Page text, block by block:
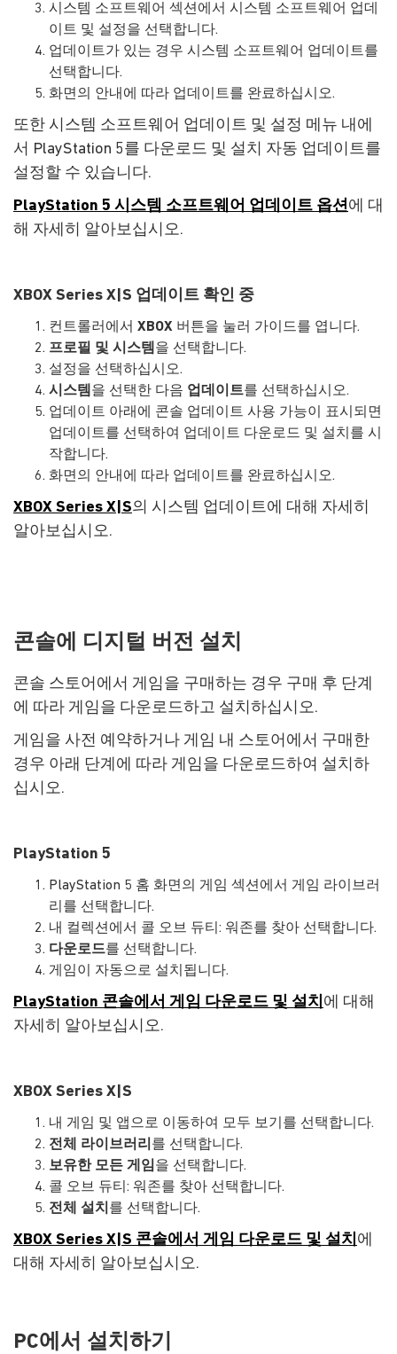
시스템 소프트웨어 섹션에서 시스템 소프트웨어 업데
이트 및 설정을 선택합니다.
업데이트가 있는 경우 시스템 소프트웨어 업데이트를
선택합니다.
화면의 안내에 따라 업데이트를 완료하십시오.
또한 시스템 소프트웨어 업데이트 및 설정 메뉴 내에
서 PlayStation 5를 다운로드 및 설치 자동 업데이트를
설정할 수 있습니다.
PlayStation 5 시스템 소프트웨어 업데이트 옵션에 대
해 자세히 알아보십시오.
XBOX Series X|S 업데이트 확인 중
컨트롤러에서 XBOX 버튼을 눌러 가이드를 엽니다.
프로필 및 시스템 을 선택합니다.
설정을 선택하십시오.
시스템 을 선택한 다음 업데이트를 선택하십시오.
업데이트 아래에 콘솔 업데이트 사용 가능이 표시되면
업데이트를 선택하여 업데이트 다운로드 및 설치를 시
작합니다.
화면의 안내에 따라 업데이트를 완료하십시오.
XBOX Series X|S의 시스템 업데이트에 대해 자세히
알아보십시오.
콘솔에 디지털 버전 설치
콘솔 스토어에서 게임을 구매하는 경우 구매 후 단계
에 따라 게임을 다운로드하고 설치하십시오.
게임을 사전 예약하거나 게임 내 스토어에서 구매한
경우 아래 단계에 따라 게임을 다운로드하여 설치하
십시오.
PlayStation 5
PlayStation 5 홈 화면의 게임 섹션에서 게임 라이브러
리를 선택합니다.
내 컬렉션에서 콜 오브 듀티: 워존를 찾아 선택합니다.
다운로드를 선택합니다.
게임이 자동으로 설치됩니다.
PlayStation 콘솔에서 게임 다운로드 및 설치 에 대해
자세히 알아보십시오.
XBOX Series X|S
내 게임 및 앱으로 이동하여 모두 보기를 선택합니다.
전체 라이브러리 를 선택합니다.
보유한 모든 게임을 선택합니다.
콜 오브 듀티: 워존를 찾아 선택합니다.
전체 설치 를 선택합니다.
XBOX Series X|S 콘솔에서 게임 다운로드 및 설치 에
대해 자세히 알아보십시오.
PC에서 설치하기